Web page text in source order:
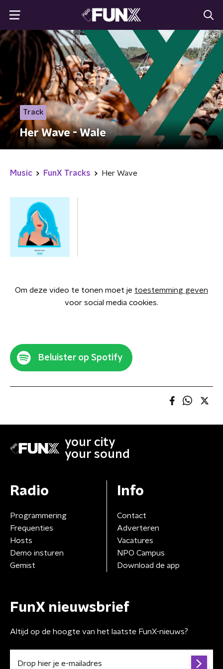
Track
Her Wave - Wale
Music FunX Tracks Her Wave
Om deze video te tonen moet je toestemming geven
voor social media cookies.
Beluister op Spotify
your city
your sound
Radio
Programmering
Frequenties
Hosts
Demo insturen
Gemist
Info
Contact
Adverteren
Vacatures
NPO Campus
Download de app
FunX nieuwsbrief
Altijd op de hoogte van het laatste FunX-nieuws?